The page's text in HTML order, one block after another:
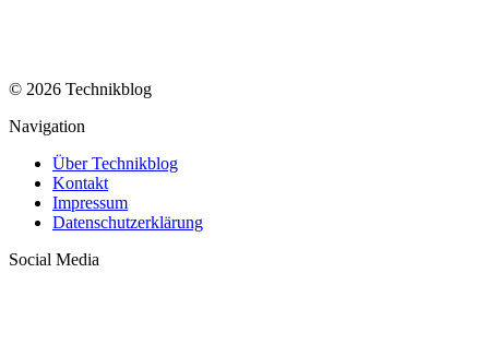
© 2026 Technikblog
Navigation
Über Technikblog
Kontakt
Impressum
Datenschutzerklärung
Social Media